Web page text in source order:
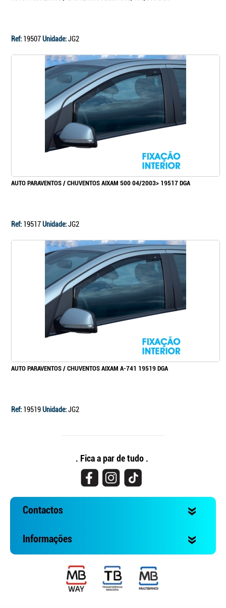
Ref: 19507Unidade:JG2
AUTO PARAVENTOS / CHUVENTOS AIXAM 500 04/2003> 19517 DGA
Ref: 19517Unidade:JG2
AUTO PARAVENTOS / CHUVENTOS AIXAM A-741 19519 DGA
Ref: 19519Unidade:JG2
. Fica a par de tudo .
Contactos
Informações